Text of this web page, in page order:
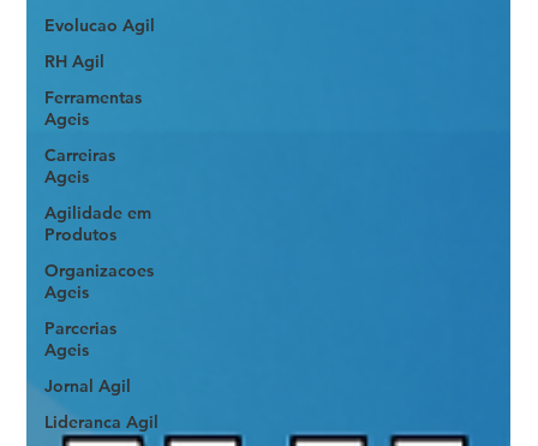
Evolucao Agil
RH Agil
Ferramentas
Ageis
Carreiras
Ageis
Agilidade em
Produtos
Organizacoes
Ageis
Parcerias
Ageis
Jornal Agil
Lideranca Agil